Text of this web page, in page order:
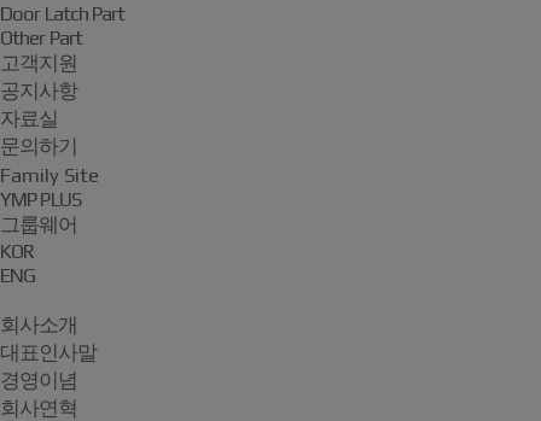
Door Latch Part
Other Part
고객지원
공지사항
자료실
문의하기
Family Site
YMP PLUS
그룹웨어
KOR
ENG
회사소개
대표인사말
경영이념
회사연혁